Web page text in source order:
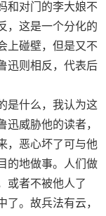
和对门的李大娘不
，这是一个分化的
上碰壁，但是又不
迅则相反，代表后
是什么，我认为这
威胁他的读者，
，恶心坏了可与他
的地做事。人们做
或者不被他人了
。故兵法有云，